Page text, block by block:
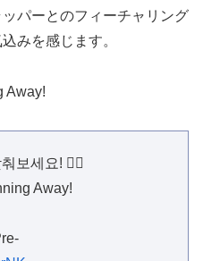
パーとのフィーチャリング
みを感じます。
Away!
보세요! 🏃‍♀️
Away!